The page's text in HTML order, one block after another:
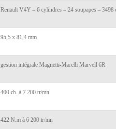
Renault V4Y – 6 cylindres – 24 soupapes – 3498
95,5 x 81,4 mm
gestion intégrale Magnetti-Marelli Marvell 6R
400 ch. à 7 200 tr/mn
422 N.m à 6 200 tr/mn